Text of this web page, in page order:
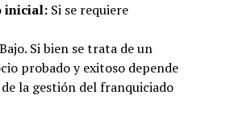
inicial:Si se requiere
Si bien se trata de un
probado y exitoso depende
la gestión del franquiciado